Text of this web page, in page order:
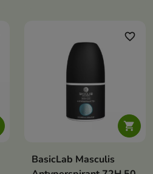

favorite_border
BasicLab Masculis